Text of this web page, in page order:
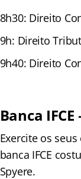
8h30: Direito
9h: Direito
9h40: Direito
Banca
Exercite os
banca IFCE
Spyere.